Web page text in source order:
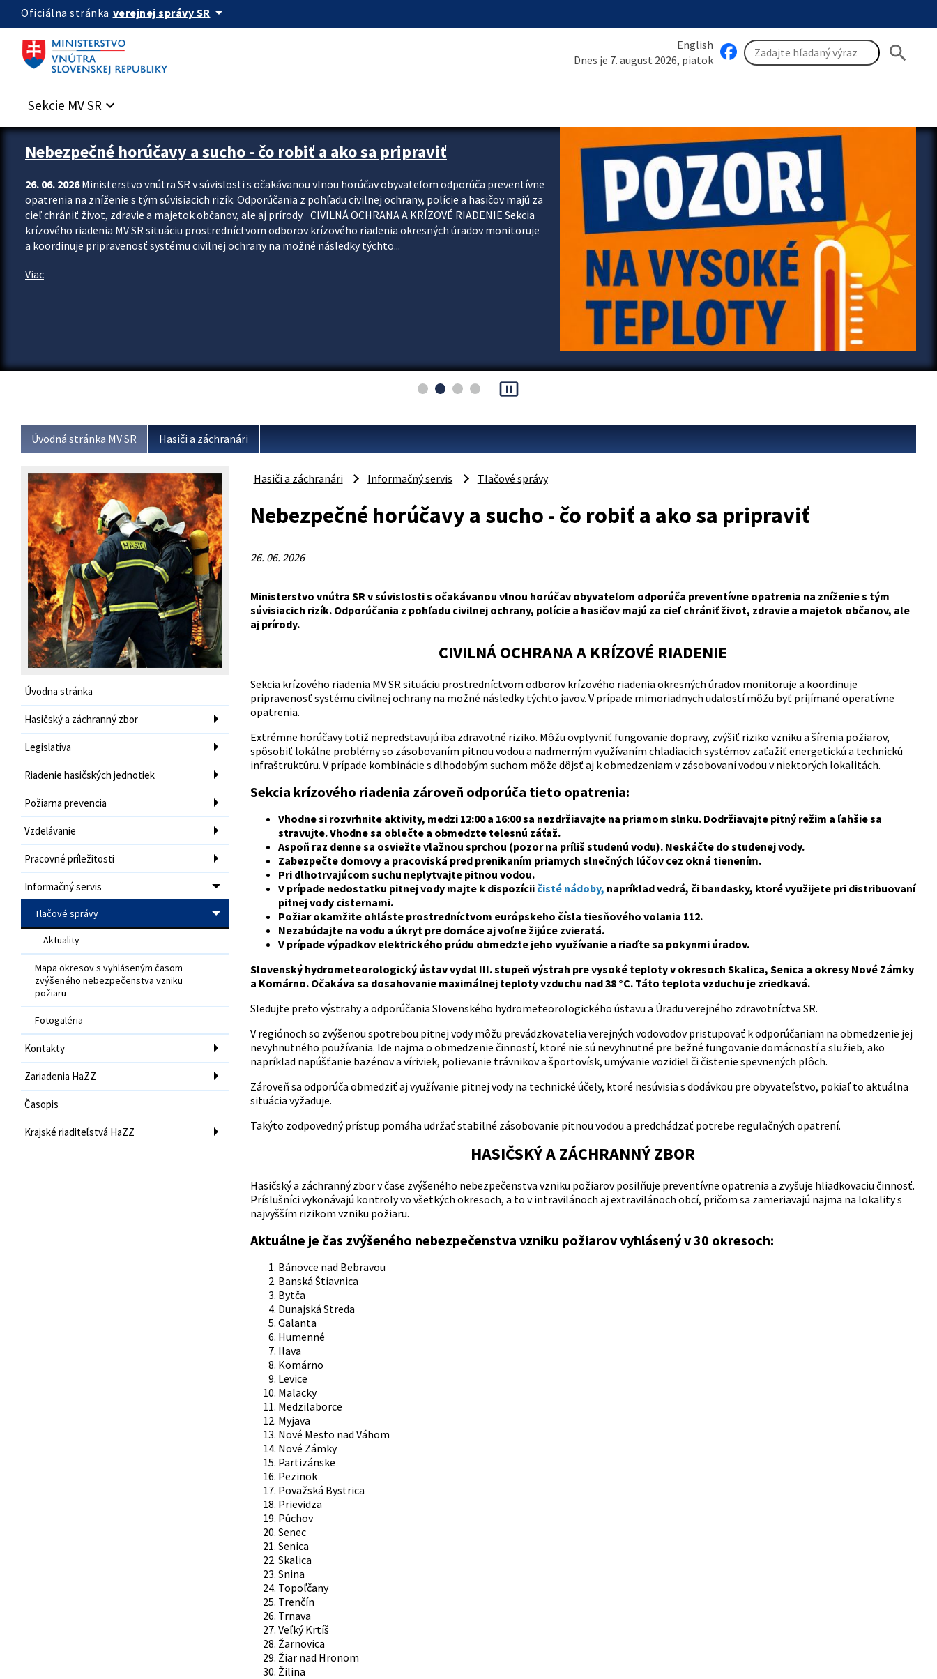
Preskocit na hlavný obsah
Oficiálna stránka verejnej správy SR arrow_drop_down
English
Dnes je 7. august 2026, piatok
search
Sekcie MV SR keyboard_arrow_down
Zastavit automatický posun upútavok
Nebezpečné horúčavy a sucho - čo robiť a ako sa pripraviť
26. 06. 2026Ministerstvo vnútra SR v súvislosti s očakávanou vlnou horúčav obyvateľom odporúča preventívne
opatrenia na zníženie s tým súvisiacich rizík. Odporúčania z pohľadu civilnej ochrany, polície a hasičov majú za
cieľ chrániť život, zdravie a majetok občanov, ale aj prírody. CIVILNÁ OCHRANA A KRÍZOVÉ RIADENIE Sekcia
krízového riadenia MV SR situáciu prostredníctvom odborov krízového riadenia okresných úradov monitoruje
a koordinuje pripravenosť systému civilnej ochrany na možné následky týchto...
Viac
pause_presentation
Úvodná stránka MV SR Hasiči a záchranári
Úvodna stránka
Hasičský a záchranný zbor
Legislatíva
Riadenie hasičských jednotiek
Požiarna prevencia
Vzdelávanie
Pracovné príležitosti
Informačný servis
Tlačové správy
Aktuality
Mapa okresov s vyhláseným časom
zvýšeného nebezpečenstva vzniku
požiaru
Fotogaléria
Kontakty
Zariadenia HaZZ
Časopis
Krajské riaditeľstvá HaZZ
Hasiči a záchranári Informačný servis Tlačové správy
Nebezpečné horúčavy a sucho - čo robiť a ako sa pripraviť
26. 06. 2026
Ministerstvo vnútra SR v súvislosti s očakávanou vlnou horúčav obyvateľom odporúča preventívne opatrenia na zníženie s tým
súvisiacich rizík. Odporúčania z pohľadu civilnej ochrany, polície a hasičov majú za cieľ chrániť život, zdravie a majetok občanov, ale
aj prírody.
CIVILNÁ OCHRANA A KRÍZOVÉ RIADENIE
Sekcia krízového riadenia MV SR situáciu prostredníctvom odborov krízového riadenia okresných úradov monitoruje a koordinuje
pripravenosť systému civilnej ochrany na možné následky týchto javov. V prípade mimoriadnych udalostí môžu byť prijímané operatívne
opatrenia.
Extrémne horúčavy totiž nepredstavujú iba zdravotné riziko. Môžu ovplyvniť fungovanie dopravy, zvýšiť riziko vzniku a šírenia požiarov,
spôsobiť lokálne problémy so zásobovaním pitnou vodou a nadmerným využívaním chladiacich systémov zaťažiť energetickú a technickú
infraštruktúru. V prípade kombinácie s dlhodobým suchom môže dôjsť aj k obmedzeniam v zásobovaní vodou v niektorých lokalitách.
Sekcia krízového riadenia zároveň odporúča tieto opatrenia:
Vhodne si rozvrhnite aktivity, medzi 12:00 a 16:00 sa nezdržiavajte na priamom slnku. Dodržiavajte pitný režim a ľahšie sa
stravujte. Vhodne sa oblečte a obmedzte telesnú záťaž.
Aspoň raz denne sa osviežte vlažnou sprchou (pozor na príliš studenú vodu). Neskáčte do studenej vody.
Zabezpečte domovy a pracoviská pred prenikaním priamych slnečných lúčov cez okná tienením.
Pri dlhotrvajúcom suchu neplytvajte pitnou vodou.
V prípade nedostatku pitnej vody majte k dispozícii čisté nádoby, napríklad vedrá, či bandasky, ktoré využijete pri distribuovaní
pitnej vody cisternami.
Požiar okamžite ohláste prostredníctvom európskeho čísla tiesňového volania 112.
Nezabúdajte na vodu a úkryt pre domáce aj voľne žijúce zvieratá.
V prípade výpadkov elektrického prúdu obmedzte jeho využívanie a riaďte sa pokynmi úradov.
Slovenský hydrometeorologický ústav vydal III. stupeň výstrah pre vysoké teploty v okresoch Skalica, Senica a okresy Nové Zámky
a Komárno. Očakáva sa dosahovanie maximálnej teploty vzduchu nad 38 °C. Táto teplota vzduchu je zriedkavá.
Sledujte preto výstrahy a odporúčania Slovenského hydrometeorologického ústavu a Úradu verejného zdravotníctva SR.
V regiónoch so zvýšenou spotrebou pitnej vody môžu prevádzkovatelia verejných vodovodov pristupovať k odporúčaniam na obmedzenie jej
nevyhnutného používania. Ide najmä o obmedzenie činností, ktoré nie sú nevyhnutné pre bežné fungovanie domácností a služieb, ako
napríklad napúšťanie bazénov a víriviek, polievanie trávnikov a športovísk, umývanie vozidiel či čistenie spevnených plôch.
Zároveň sa odporúča obmedziť aj využívanie pitnej vody na technické účely, ktoré nesúvisia s dodávkou pre obyvateľstvo, pokiaľ to aktuálna
situácia vyžaduje.
Takýto zodpovedný prístup pomáha udržať stabilné zásobovanie pitnou vodou a predchádzať potrebe regulačných opatrení.
HASIČSKÝ A ZÁCHRANNÝ ZBOR
Hasičský a záchranný zbor v čase zvýšeného nebezpečenstva vzniku požiarov posilňuje preventívne opatrenia a zvyšuje hliadkovaciu činnosť.
Príslušníci vykonávajú kontroly vo všetkých okresoch, a to v intravilánoch aj extravilánoch obcí, pričom sa zameriavajú najmä na lokality s
najvyšším rizikom vzniku požiaru.
Aktuálne je čas zvýšeného nebezpečenstva vzniku požiarov vyhlásený v 30 okresoch:
Bánovce nad Bebravou
Banská Štiavnica
Bytča
Dunajská Streda
Galanta
Humenné
Ilava
Komárno
Levice
Malacky
Medzilaborce
Myjava
Nové Mesto nad Váhom
Nové Zámky
Partizánske
Pezinok
Považská Bystrica
Prievidza
Púchov
Senec
Senica
Skalica
Snina
Topoľčany
Trenčín
Trnava
Veľký Krtíš
Žarnovica
Žiar nad Hronom
Žilina